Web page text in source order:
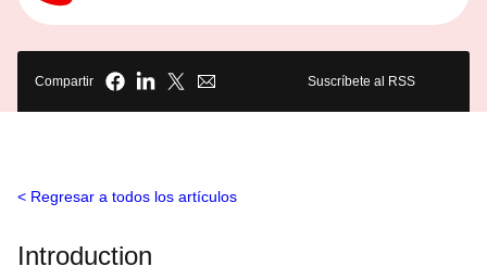
Compartir Suscríbete al RSS
Regresar a todos los artículos
Introduction